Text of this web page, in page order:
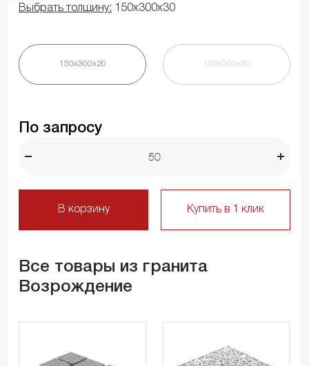
Выбрать толщину: 150х300х30
150х300х20 150х300х30
По запросу
В корзину Купить в 1 клик
Все товары из гранита
Возрождение